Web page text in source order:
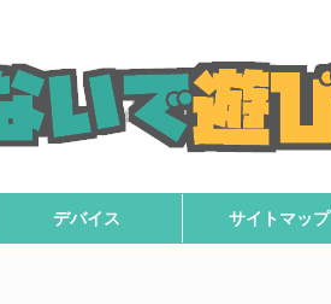
デバイス サイトマップ